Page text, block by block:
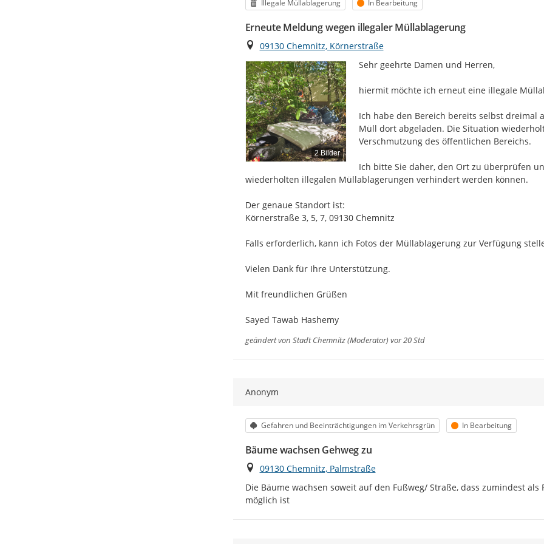
Kategorie
Illegale Müllablagerung Status
In Bearbeitung
Erneute Meldung wegen illegaler Müllablagerung
Ort
09130 Chemnitz, Körnerstraße
2 Bilder
Sehr geehrte Damen und Herren,
hiermit möchte ich erneut eine illegale
Ich habe den Bereich bereits selbst
Müll dort abgeladen. Die Situation
Verschmutzung des öffentlichen Bereichs.
Ich bitte Sie daher, den Ort zu überprüfen
wiederholten illegalen Müllablagerungen verhindert werden können.
Der genaue Standort ist:
Körnerstraße 3, 5, 7, 09130 Chemnitz
Falls erforderlich, kann ich Fotos der Müllablagerung zur Verfügung
Vielen Dank für Ihre Unterstützung.
Mit freundlichen Grüßen
Sayed Tawab Hashemy
geändert von Stadt Chemnitz (Moderator)vor 20 Std
Anonym
Kategorie
Gefahren und Beeinträchtigungen im Verkehrsgrün Status
In Bearbeitung
Bäume wachsen Gehweg zu
Ort
09130 Chemnitz, Palmstraße
Die Bäume wachsen soweit auf den Fußweg/ Straße, dass zumindest
möglich ist